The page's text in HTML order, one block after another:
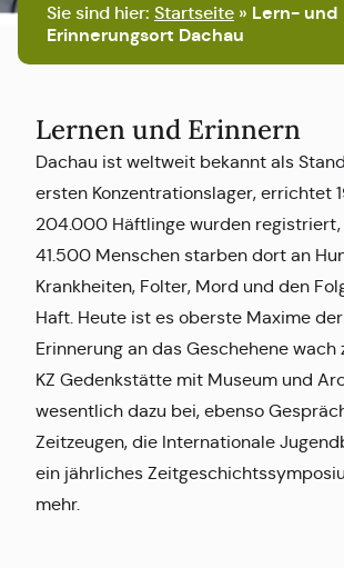
Sie sind hier: Startseite » Lern- und
Erinnerungsort Dachau
Lernen und Erinnern
Dachau ist weltweit bekannt als
ersten Konzentrationslager, errichtet
204.000 Häftlinge wurden
41.500 Menschen starben dort an
Krankheiten, Folter, Mord und den
Haft. Heute ist es oberste Maxime
Erinnerung an das Geschehene wach
KZ Gedenkstätte mit Museum und
wesentlich dazu bei, ebenso
Zeitzeugen, die Internationale
ein jährliches
mehr.